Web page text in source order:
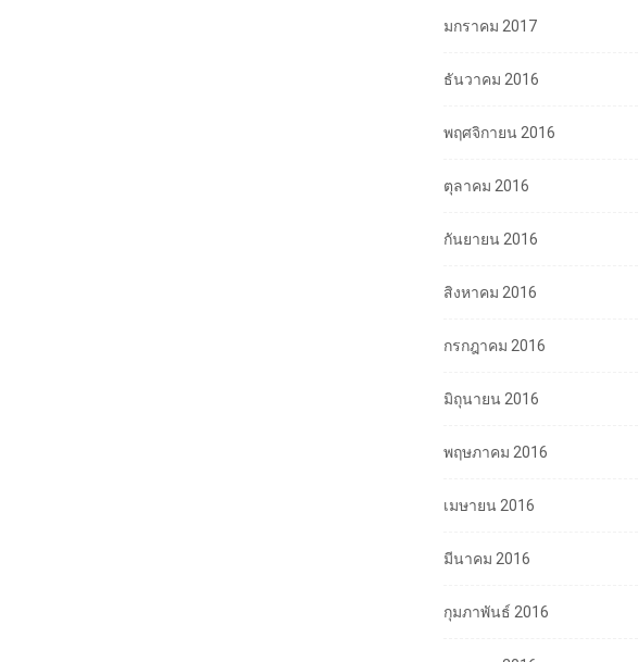
มกราคม 2017
ธันวาคม 2016
พฤศจิกายน 2016
ตุลาคม 2016
กันยายน 2016
สิงหาคม 2016
กรกฎาคม 2016
มิถุนายน 2016
พฤษภาคม 2016
เมษายน 2016
มีนาคม 2016
กุมภาพันธ์ 2016